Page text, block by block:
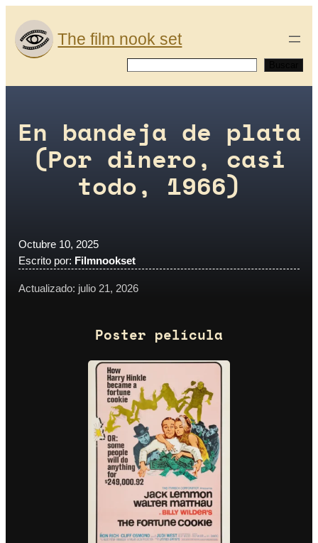
contenido
The film nook set
En bandeja de plata
(Por dinero, casi
todo, 1966)
Octubre 10, 2025
Escrito por: Filmnookset
Actualizado: julio 21, 2026
Poster película